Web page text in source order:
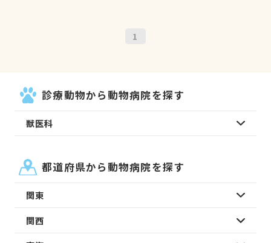
1
診療動物から動物病院を探す
獣医科
都道府県から動物病院を探す
関東
関西